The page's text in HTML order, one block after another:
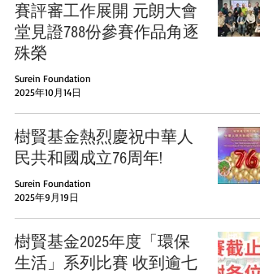
賽評審工作展開 元朗大會
堂見證788份參賽作品角逐
殊榮
Surein Foundation
2025年10月14日
樹賢基金熱烈慶祝中華人
民共和國成立76周年!
Surein Foundation
2025年9月19日
樹賢基金2025年度「環保
生活」系列比賽 收到逾七